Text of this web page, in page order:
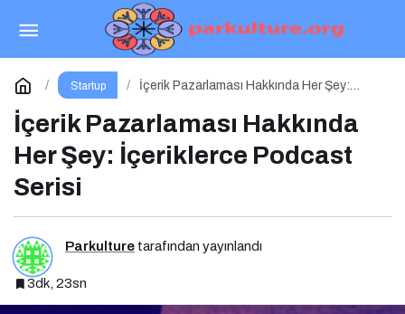
Startup
İçerik Pazarlaması Hakkında Her Şey:
İçerik Pazarlaması Hakkında
Her Şey: İçeriklerce Podcast
Serisi
Parkulture tarafından yayınlandı
3dk, 23sn
İş dünyasının zirvesi WORLDEF VIP Connect’te
buluştu
Yorum Yap